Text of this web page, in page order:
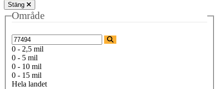
Stäng
Område
0 - 2,5 mil
0 - 5 mil
0 - 10 mil
0 - 15 mil
Hela landet